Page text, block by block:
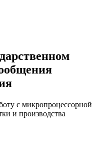
с микропроцессорной
и производства